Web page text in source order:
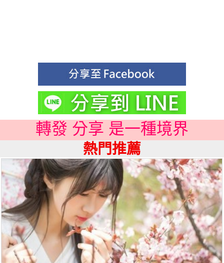
轉發 分享 是一種境界
熱門推薦